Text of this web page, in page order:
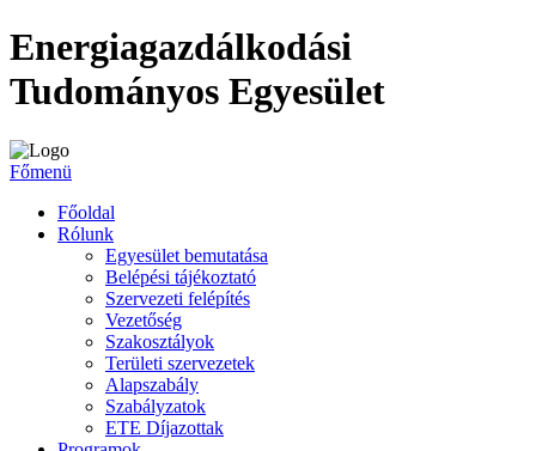
Energiagazdálkodási
Tudományos Egyesület
Főmenü
Főoldal
Rólunk
Egyesület bemutatása
Belépési tájékoztató
Szervezeti felépítés
Vezetőség
Szakosztályok
Területi szervezetek
Alapszabály
Szabályzatok
ETE Díjazottak